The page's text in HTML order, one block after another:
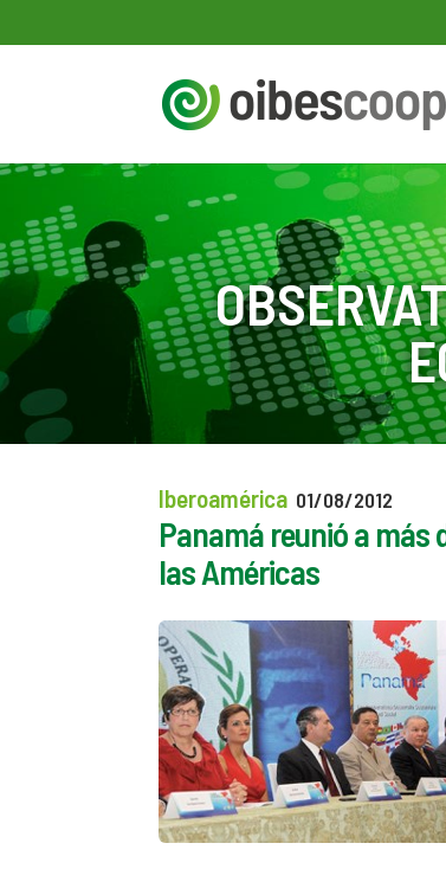
Iberoamérica 01/08/2012
Panamá reunió a más
las Américas